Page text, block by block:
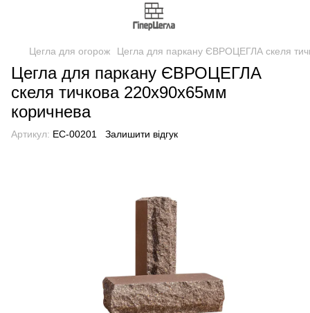
Цегла для огорож Цегла для паркану ЄВРОЦЕГЛА скеля
Цегла для паркану ЄВРОЦЕГЛА
скеля тичкова 220х90х65мм
коричнева
Артикул: EC-00201 Залишити відгук